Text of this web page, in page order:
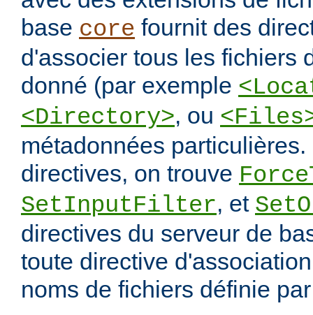
base core fournit des
d'associer tous les fichiers
donné (par exemple
<Directory>, ou
métadonnées
directives, on trouve
SetInputFilter, et
directives du serveur de
toute directive
noms de fichiers définie